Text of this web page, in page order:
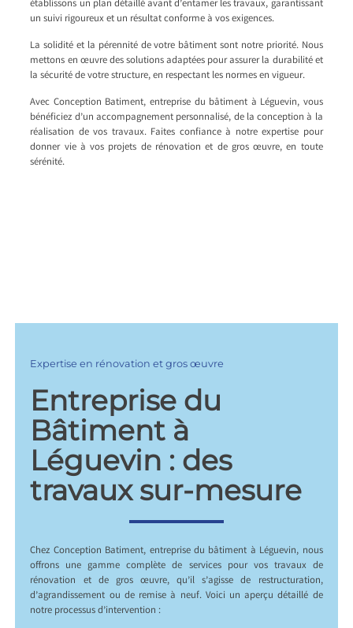
établissons un plan détaillé avant d’entamer les travaux, garantissant
un suivi rigoureux et un résultat conforme à vos exigences.
La solidité et la pérennité de votre bâtiment sont notre priorité. Nous
mettons en œuvre des solutions adaptées pour assurer la durabilité et
la sécurité de votre structure, en respectant les normes en vigueur.
Avec Conception Batiment, entreprise du bâtiment à Léguevin, vous
bénéficiez d’un accompagnement personnalisé, de la conception à la
réalisation de vos travaux. Faites confiance à notre expertise pour
donner vie à vos projets de rénovation et de gros œuvre, en toute
sérénité.
Expertise en rénovation et gros œuvre
Entreprise du
Bâtiment à
Léguevin : des
travaux sur-mesure
Chez Conception Batiment, entreprise du bâtiment à Léguevin, nous
offrons une gamme complète de services pour vos travaux de
rénovation et de gros œuvre, qu’il s’agisse de restructuration,
d’agrandissement ou de remise à neuf. Voici un aperçu détaillé de
notre processus d’intervention :